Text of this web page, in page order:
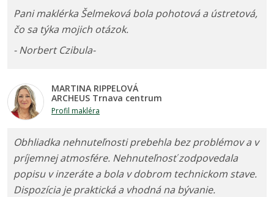
Pani maklérka Šelmeková bola pohotová a ústretová,
čo sa týka mojich otázok.
- Norbert Czibula-
MARTINA RIPPELOVÁ
ARCHEUS Trnava centrum
Profil makléra
Obhliadka nehnuteľnosti prebehla bez problémov a v
príjemnej atmosfére. Nehnuteľnosť zodpovedala
popisu v inzeráte a bola v dobrom technickom stave.
Dispozícia je praktická a vhodná na bývanie.